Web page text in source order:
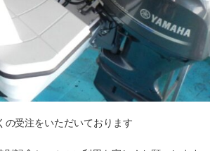
受注をいただいております